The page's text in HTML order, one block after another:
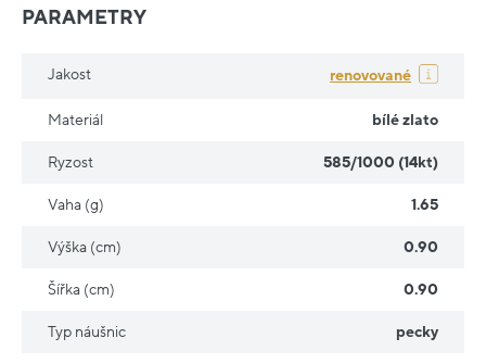
PARAMETRY
Jakost renovované
Materiál bílé zlato
Ryzost 585/1000 (14kt)
Vaha (g) 1.65
Výška (cm) 0.90
Šířka (cm) 0.90
Typ náušnic pecky